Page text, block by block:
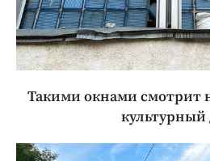
Такими окнами смотрит
культурный